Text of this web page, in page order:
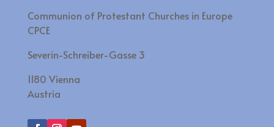
Communion of Protestant Churches in Europe
CPCE
Severin-Schreiber-Gasse 3
1180 Vienna
Austria